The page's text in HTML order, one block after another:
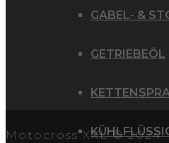
GABEL- &
GETRIEBEÖL
Motocross XXL © 2024